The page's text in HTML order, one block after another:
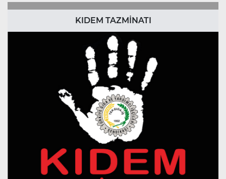
KIDEM TAZMİNATI